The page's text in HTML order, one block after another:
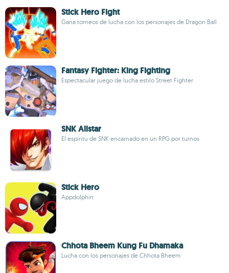
Stick Hero Fight
Gana torneos de lucha con los personajes de Dragon Ball
Fantasy Fighter: King Fighting
Espectacular juego de lucha estilo Street Fighter
SNK Allstar
El espíritu de SNK encarnado en un RPG por turnos
Stick Hero
Appdolphin
Chhota Bheem Kung Fu Dhamaka
Lucha con los personajes de Chhota Bheem